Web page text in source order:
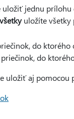
uložiť jednu prílohu
uložíte všetky
do
do
uložiť aj pomocou